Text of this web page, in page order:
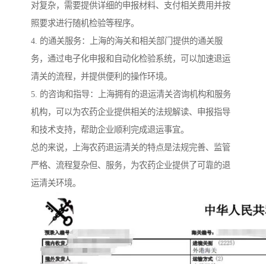
对复杂，需要提供详细的申报材料、支付相关费用并按
照要求进行随机检验等程序。
4. 的通关服务：上海的海关和相关部门提供的通关服
务，通过电子化申报和自动化检验系统，可以加速退运
清关的流程，并提供便利的操作环境。
5. 的咨询和指导：上海拥有的退运清关咨询机构和服务
机构，可以为农药企业提供相关的法规解读、申报指导
和技术支持，帮助企业顺利完成退运事宜。
总的来说，上海农药退运清关的特点是法规完善、监管
严格、流程复杂但、服务，为农药企业提供了可靠的退
运清关环境。